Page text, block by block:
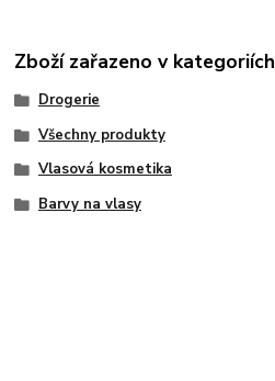
Zboží zařazeno v kategoriích
Drogerie
Všechny produkty
Vlasová kosmetika
Barvy na vlasy